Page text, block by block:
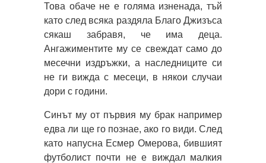
Това обаче не е голяма изненада, тъй
като след всяка раздяла Благо Джизъса
сякаш забравя, че има деца.
Ангажиментите му се свеждат само до
месечни издръжки, а наследниците си
не ги вижда с месеци, в някои случаи
дори с години.
Синът му от първия му брак например
едва ли ще го познае, ако го види. След
като напусна Есмер Омерова, бившият
футболист почти не е виждал малкия